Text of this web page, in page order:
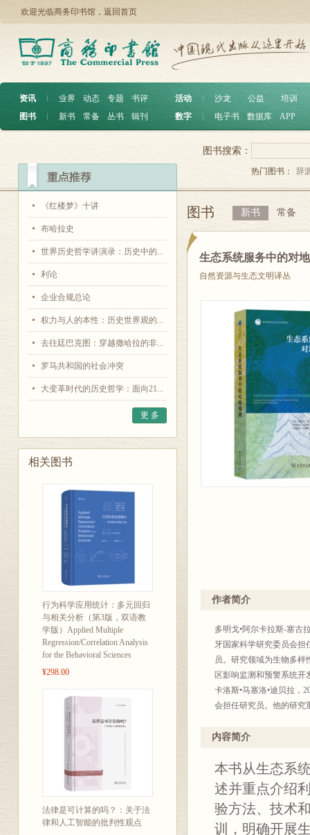
欢迎光临商务印书馆， 返回首页
资讯 ︱ 业界 动态 专题
书评
图书
︱ 新书 常备 丛书 辑刊
活动 沙龙 公益
培训
数字
电子书 数据库 APP
《红楼梦》十讲
布哈拉史
世界历史哲学讲演录：历史中的...
利论
企业合规总论
权力与人的本性：历史世界观的...
去往廷巴克图：穿越撒哈拉的非...
罗马共和国的社会冲突
大变革时代的历史哲学：面向21...
更 多
相关图书
行为科学应用统计：多元回归
与相关分析（第3版，双语教
学版）Applied Multiple
Regression/Correlation Analysis
for the Behavioral Sciences
¥298.00
法律是可计算的吗？：关于法
律和人工智能的批判性观点
图书搜索：
热门图书： 辞
图书 新书 常备
生态系统服务中的对
自然资源与生态文明译丛
作者简介
多明戈•阿尔卡拉斯-塞古
牙国家科学研究委员会担
员。研究领域为生物多
区影响监测和预警系统开
卡洛斯•马塞洛•迪贝拉，
会担任研究员。他的研究
朱丽叶•维罗妮卡•斯特拉
译者简介：
薛超，自然资源部测绘发
获得省部级科技进步奖项
蒋捷，北京建筑大学测绘
工程”。现任国际摄影测
内容简介
本书从生态系
述并重点介绍
验方法、技术
训，明确开展